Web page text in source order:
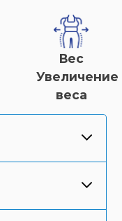
Вес
Увеличение
веса